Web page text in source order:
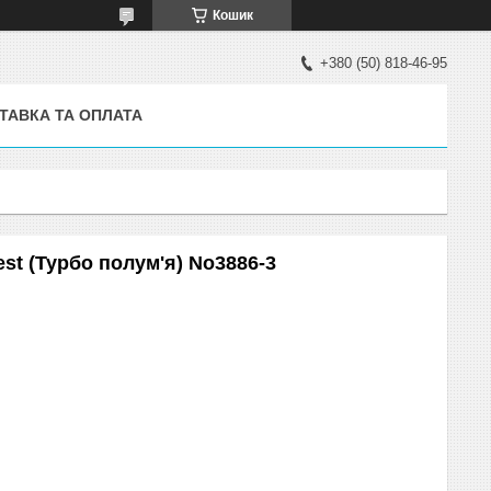
Кошик
+380 (50) 818-46-95
ТА ОПЛАТА
(Турбо полум'я) No3886-3